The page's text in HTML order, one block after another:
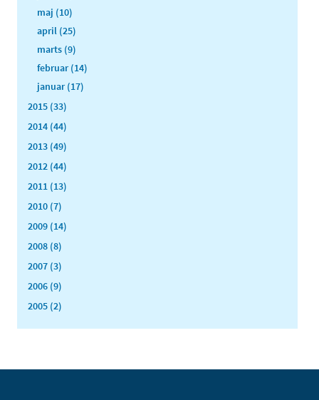
maj (10)
april (25)
marts (9)
februar (14)
januar (17)
2015 (33)
2014 (44)
2013 (49)
2012 (44)
2011 (13)
2010 (7)
2009 (14)
2008 (8)
2007 (3)
2006 (9)
2005 (2)